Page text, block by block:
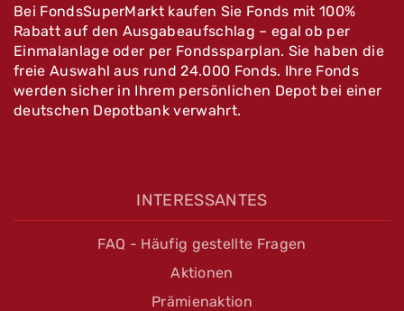
Bei FondsSuperMarkt kaufen Sie Fonds mit 100%
Rabatt auf den Ausgabeaufschlag – egal ob per
Einmalanlage oder per Fondssparplan. Sie haben die
freie Auswahl aus rund 24.000 Fonds. Ihre Fonds
werden sicher in Ihrem persönlichen Depot bei einer
deutschen Depotbank verwahrt.
INTERESSANTES
FAQ - Häufig gestellte Fragen
Aktionen
Prämienaktion